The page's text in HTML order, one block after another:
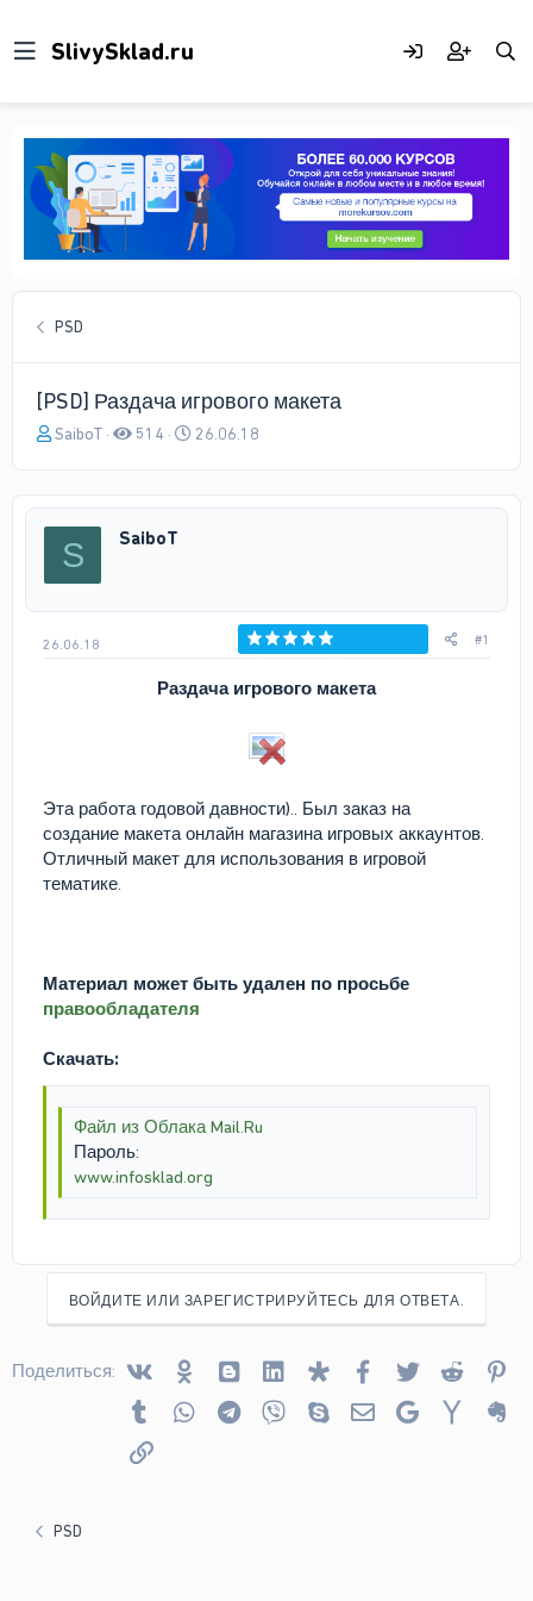
PSD
[PSD] Раздача игрового макета
А
о
р
ы
SaiboT 514
Д
а
л
26.06.18
S SaiboT
26.06.18
Голосов: 0
#1
Раздача игрового макета
Эта работа годовой давности).. Был заказ на
создание макета онлайн магазина игровых аккаунтов.
Отличный макет для использования в игровой
тематике.
Материал может быть удален по просьбе
правообладателя
Скачать:
Файл из Облака Mail.Ru
Пароль:
www.infosklad.org
ВОЙДИТЕ ИЛИ ЗАРЕГИСТРИРУЙТЕСЬ ДЛЯ ОТВЕТА.
Поделиться: VkontakteOdnoklassniki
Blogger Linked InDiasporaFacebook
TwitterReddit
Tumblr WhatsAppTelegram
Viber SkypeЭлектронная почта
Google Yahoo
Ссылка
PSD